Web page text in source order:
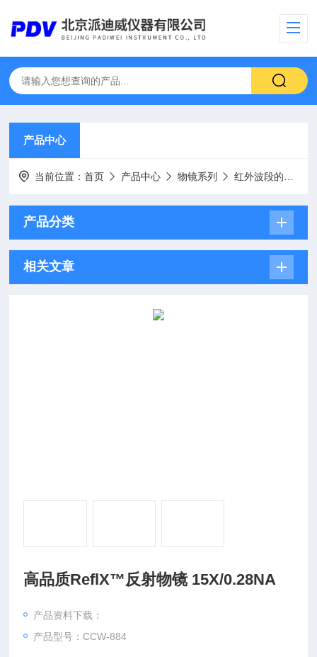
产品中心
当前位置：首页 产品中心 物镜系列 红外波段的硒化锌聚焦镜
产品分类
相关文章
高品质ReflX™反射物镜 15X/0.28NA
产品资料下载：
产品型号：CCW-884